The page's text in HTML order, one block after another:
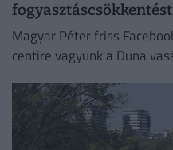
fogyasztáscsökkentést
Magyar Péter friss
centire vagyunk a Duna